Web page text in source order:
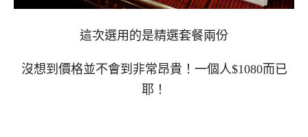
這次選用的是精選套餐兩份
沒想到價格並不會到非常昂貴！一個人$1080而已
耶！